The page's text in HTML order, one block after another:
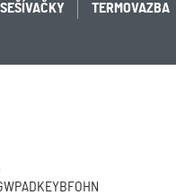
SEŠÍVAČKY TERMOVAZBA